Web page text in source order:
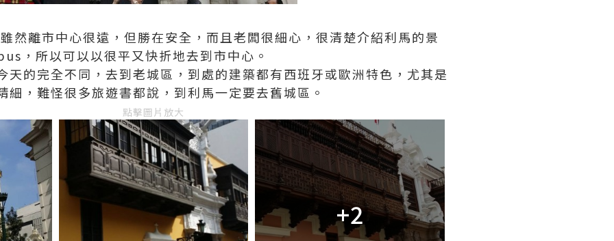
然離市中心很遠，但勝在安全，而且老闆很細心，很清楚介紹利馬的景
，所以可以以很平又快折地去到市中心。
天的完全不同，去到老城區，到處的建築都有西班牙或歐洲特色，尤其是
細，難怪很多旅遊書都說，到利馬一定要去舊城區。
點擊圖片放大
+2